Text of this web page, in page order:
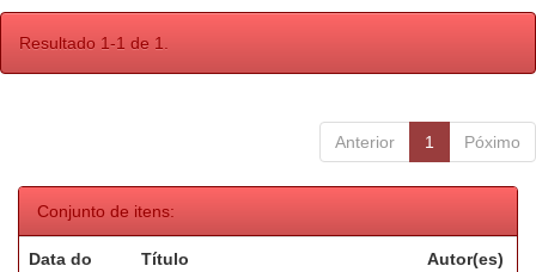
Resultado 1-1 de 1.
Anterior 1 Póximo
Conjunto de itens:
Data do
Título Autor(es)